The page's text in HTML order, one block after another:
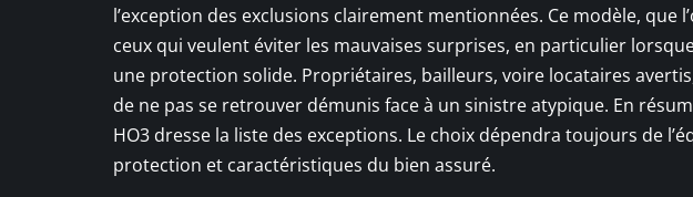
l’exception des exclusions clairement mentionnées. Ce modèle, que
ceux qui veulent éviter les mauvaises surprises, en particulier
une protection solide. Propriétaires, bailleurs, voire locataires
de ne pas se retrouver démunis face à un sinistre atypique. En
HO3 dresse la liste des exceptions. Le choix dépendra toujours de
protection et caractéristiques du bien assuré.